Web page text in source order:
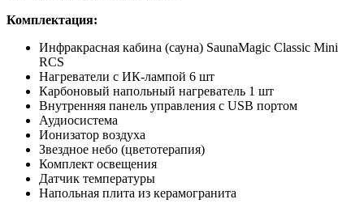
Комплектация:
Инфракрасная кабина (сауна) SaunaMagic Classic Mini
RCS
Нагреватели с ИК-лампой 6 шт
Карбоновый напольный нагреватель 1 шт
Внутренняя панель управления с USB портом
Аудиосистема
Ионизатор воздуха
Звездное небо (цветотерапия)
Комплект освещения
Датчик температуры
Напольная плита из керамогранита